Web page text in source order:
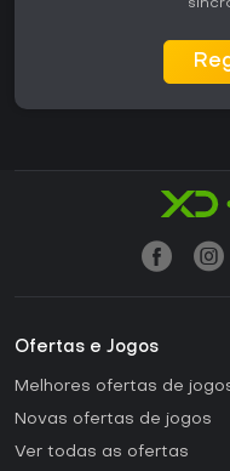
Ofertas e Jogos
Melhores ofertas de
Novas ofertas de jogos
Ver todas as ofertas